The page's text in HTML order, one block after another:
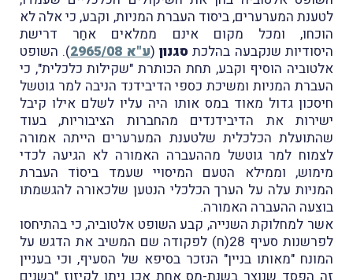
לטענת המערערים, ביסוד העברת המניות, וקבע, כי אלה לא
הוכחו, ומכל מקום אינם ממלאים אחַר דרישת
היסודיות שנקבעה בהלכת סגנון(ע"א 2965/08
). השופט
אלטוביה הוסיף וקבע, תחת הכותרת "שקילות כלכלית", כי
העברת המניות ומשיכת כספי הדיבידנד הניבה למר גוטשל
חיסכון גדול מאוד במס אותו היה עליו לשלם אילו קיבל
ישירות את הדיבידנדים מהחברות הציבוריות, בעוד
שהתועלת הכלכלית שלטענת המערערים הייתה אמורה
לצמוח למר גוטשל מההעברה האמורה לא הגיעה לכדי
מימוש, וממילא הטעם המיסויי שעמד ביסוֹד העברת
המניות עלה על הערך הכלכלי הנטען שלכאורה להגשמתו
בוצעה ההעברה האמורה.
אשר למחלוקת השנייה, קבע השופט אלטוביה, כי בהתיחסו
לפרשנות סעיף 28(ח) לפקודה שם המשיב את הדגש על
המונח "מאותו בניין" הנזכר בסיפא של הסעיף, וכי בעניין